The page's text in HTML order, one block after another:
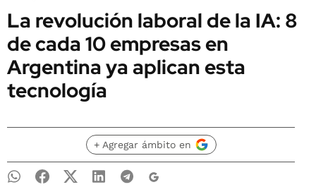
La revolución laboral de la IA: 8
de cada 10 empresas en
Argentina ya aplican esta
tecnología
+ Agregar ámbito en